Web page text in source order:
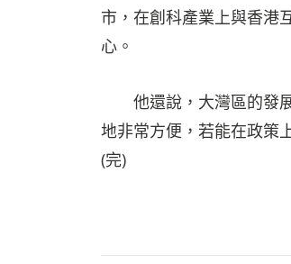
市，在創科產業上與香港
心。
他還說，大灣區的發展
地非常方便，若能在政策
(完)